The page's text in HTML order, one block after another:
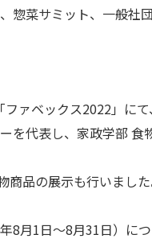
惣菜サミット、一般社
ァベックス2022」にて
を代表し、家政学部
品の展示も行いました
8月1日～8月31日）につ